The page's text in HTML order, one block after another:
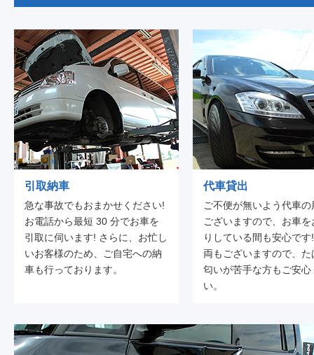
引取納車
急な事故でもおまかせください!
お電話から最短 30 分でお車を
引取に伺います! さらに、お忙し
いお客様のため、ご自宅への納
車も行っております。
代車貸出
ご不便が無いよう代車の
ございますので、お車を
りしている間も安心で
両もございますので、た
匂いが苦手な方もご安心
い。